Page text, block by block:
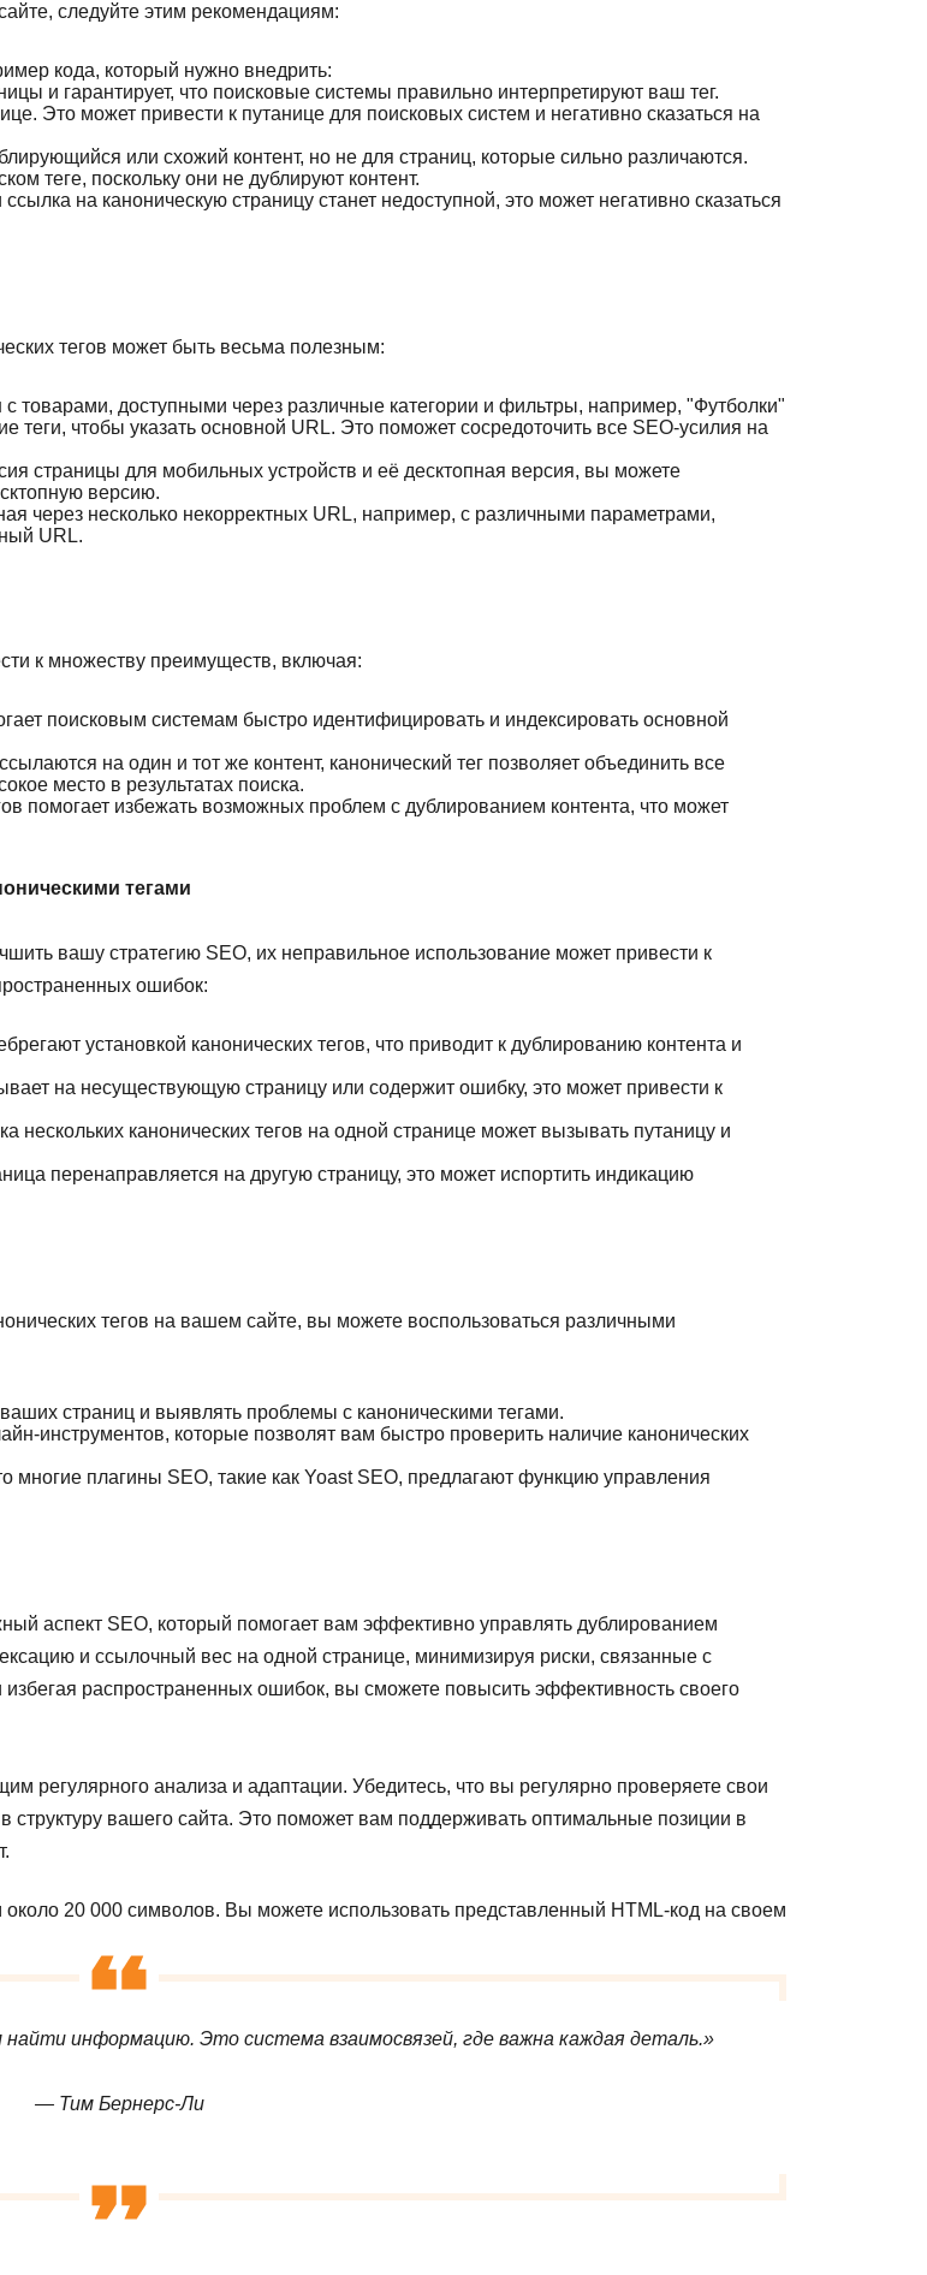
следуйте этим рекомендациям:
кода, который нужно внедрить:
и гарантирует, что поисковые системы правильно интерпретируют ваш тег.
Это может привести к путанице для поисковых систем и негативно сказаться на
или схожий контент, но не для страниц, которые сильно различаются.
теге, поскольку они не дублируют контент.
на каноническую страницу станет недоступной, это может негативно сказаться
тегов может быть весьма полезным:
с товарами, доступными через различные категории и фильтры, например, "Футболки"
теги, чтобы указать основной URL. Это поможет сосредоточить все SEO-усилия на
страницы для мобильных устройств и её десктопная версия, вы можете
версию.
через несколько некорректных URL, например, с различными параметрами,
URL.
к множеству преимуществ, включая:
поисковым системам быстро идентифицировать и индексировать основной
на один и тот же контент, канонический тег позволяет объединить все
место в результатах поиска.
помогает избежать возможных проблем с дублированием контента, что может
тегами
вашу стратегию SEO, их неправильное использование может привести к
ошибок:
установкой канонических тегов, что приводит к дублированию контента и
на несуществующую страницу или содержит ошибку, это может привести к
нескольких канонических тегов на одной странице может вызывать путаницу и
перенаправляется на другую страницу, это может испортить индикацию
тегов на вашем сайте, вы можете воспользоваться различными
страниц и выявлять проблемы с каноническими тегами.
инструментов, которые позволят вам быстро проверить наличие канонических
многие плагины SEO, такие как Yoast SEO, предлагают функцию управления
аспект SEO, который помогает вам эффективно управлять дублированием
и ссылочный вес на одной странице, минимизируя риски, связанные с
распространенных ошибок, вы сможете повысить эффективность своего
регулярного анализа и адаптации. Убедитесь, что вы регулярно проверяете свои
структуру вашего сайта. Это поможет вам поддерживать оптимальные позиции в
20 000 символов. Вы можете использовать представленный HTML-код на своем
информацию. Это система взаимосвязей, где важна каждая деталь.»
— Тим Бернерс-Ли